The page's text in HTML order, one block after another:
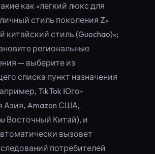
как «легкий люкс для
стиль поколения Z»
китайский стиль (Guochao)»;
региональные
— выберите из
списка пункт назначения
TikTok Юго-
Азия, Amazon США,
Восточный Китай), и
вызовет
потребителей